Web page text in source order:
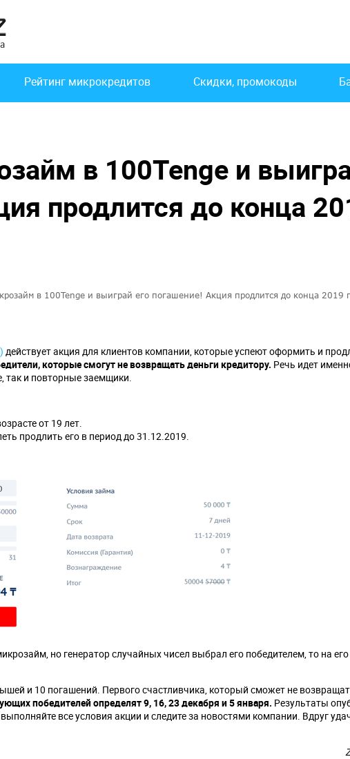
Рейтинг микрокредитов Скидки, промокоды
в 100Tenge и
продлится до конца
в 100Tenge и выиграй его погашение! Акция продлится до конца 2019
действует акция для клиентов компании, которые успеют оформить и
которые смогут не возвращать деньги кредитору. Речь идет
так и повторные заемщики.
от 19 лет.
продлить его в период до 31.12.2019.
но генератор случайных чисел выбрал его победителем, то на его
и 10 погашений. Первого счастливчика, который сможет не
победителей определят 9, 16, 23 декабря и 5 января. Результаты
все условия акции и следите за новостями компании. Вдруг